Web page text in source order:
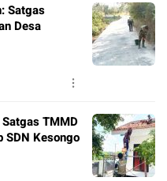
Satgas
Desa
TMMD
SDN Kesongo